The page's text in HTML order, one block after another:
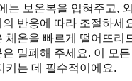
는 보온복을 입혀주고,
반응에 따라 조절하세
체온을 빠르게 떨어뜨리
밀폐해 주세요. 이 모
키는 데 필수적이에요.